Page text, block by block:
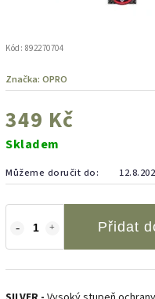
Kód: 892270704
Značka: OPRO
349 Kč
Skladem
Můžeme doručit do:
Přidat